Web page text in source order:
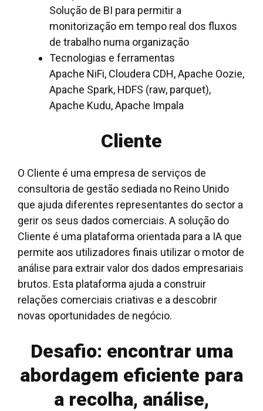
Solução de BI para permitir a
monitorização em tempo real dos fluxos
de trabalho numa organização
Tecnologias e ferramentas
Apache NiFi, Cloudera CDH, Apache Oozie,
Apache Spark, HDFS (raw, parquet),
Apache Kudu, Apache Impala
Cliente
O Cliente é uma empresa de serviços de
consultoria de gestão sediada no Reino Unido
que ajuda diferentes representantes do sector a
gerir os seus dados comerciais. A solução do
Cliente é uma plataforma orientada para a IA que
permite aos utilizadores finais utilizar o motor de
análise para extrair valor dos dados empresariais
brutos. Esta plataforma ajuda a construir
relações comerciais criativas e a descobrir
novas oportunidades de negócio.
Desafio: encontrar uma
abordagem eficiente para
a recolha, análise,